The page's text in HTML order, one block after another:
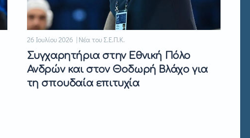
26 Ιουλίου 2026 | Νέα του Σ.Ε.Π.Κ.
Συγχαρητήρια στην Εθνική Πόλο
Ανδρών και στον Θοδωρή Βλάχο για
τη σπουδαία επιτυχία